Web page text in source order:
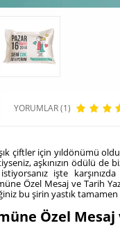
YORUMLAR (1)
çiftler için yıldönümü
aşkınızın ödülü
işte
Özel Mesaj ve Tarih
bu şirin yastık tamamen
Özel Mesaj